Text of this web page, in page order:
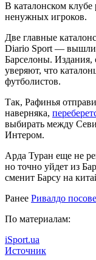
В каталонском
ненужных игроков.
Две главные
Diario Sport — вышли
Барселоны. Издания,
уверяют, что
футболистов.
Так, Рафинья
наверняка,
выбирать между
Интером.
Арда Туран еще не
но точно уйдет из
сменит Барсу на
Ранее Ривалдо
По материалам:
iSport.ua
Источник